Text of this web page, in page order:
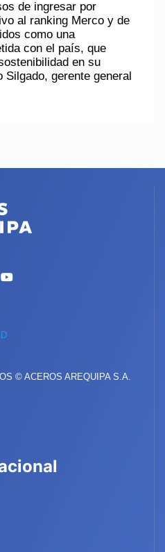
de ingresar por
al ranking Merco y de
como una
con el país, que
en su
Silgado, gerente general
YouTube
© ACEROS AREQUIPA S.A.